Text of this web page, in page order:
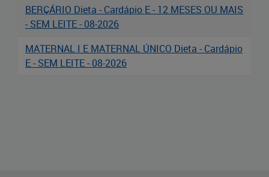
BERÇÁRIO Dieta - Cardápio E - 12 MESES OU MAIS
- SEM LEITE - 08-2026
MATERNAL I E MATERNAL ÚNICO Dieta - Cardápio
E - SEM LEITE - 08-2026